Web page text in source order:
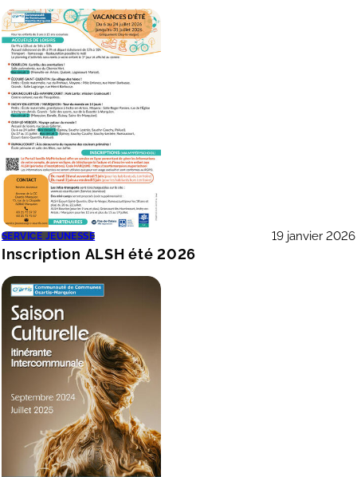
Inscription ALSH été 2026
SERVICE JEUNESSE 19 janvier 2026